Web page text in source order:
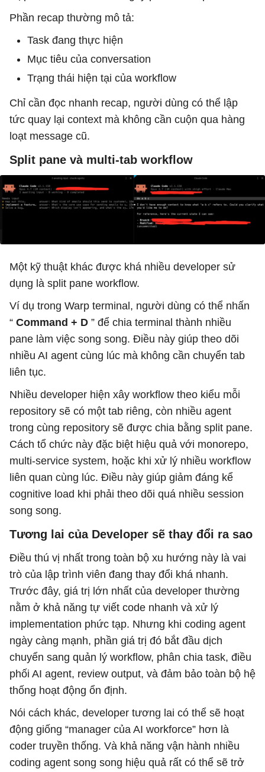
Phần recap thường mô tả:
Task đang thực hiện
Mục tiêu của conversation
Trạng thái hiện tại của workflow
Chỉ cần đọc nhanh recap, người dùng có thể lập
tức quay lại context mà không cần cuộn qua hàng
loạt message cũ.
Split pane và multi-tab workflow
Một kỹ thuật khác được khá nhiều developer sử
dụng là split pane workflow.
Ví dụ trong Warp terminal, người dùng có thể nhấn
“ Command + D ” để chia terminal thành nhiều
pane làm việc song song. Điều này giúp theo dõi
nhiều AI agent cùng lúc mà không cần chuyển tab
liên tục.
Nhiều developer hiện xây workflow theo kiểu mỗi
repository sẽ có một tab riêng, còn nhiều agent
trong cùng repository sẽ được chia bằng split pane.
Cách tổ chức này đặc biệt hiệu quả với monorepo,
multi-service system, hoặc khi xử lý nhiều workflow
liên quan cùng lúc. Điều này giúp giảm đáng kể
cognitive load khi phải theo dõi quá nhiều session
song song.
Tương lai của Developer sẽ thay đổi ra sao
Điều thú vị nhất trong toàn bộ xu hướng này là vai
trò của lập trình viên đang thay đổi khá nhanh.
Trước đây, giá trị lớn nhất của developer thường
nằm ở khả năng tự viết code nhanh và xử lý
implementation phức tạp. Nhưng khi coding agent
ngày càng mạnh, phần giá trị đó bắt đầu dịch
chuyển sang quản lý workflow, phân chia task, điều
phối AI agent, review output, và đảm bảo toàn bộ hệ
thống hoạt động ổn định.
Nói cách khác, developer tương lai có thể sẽ hoạt
động giống “manager của AI workforce” hơn là
coder truyền thống. Và khả năng vận hành nhiều
coding agent song song hiệu quả rất có thể sẽ trở